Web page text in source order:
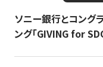
ソニー銀行とコング
ング「GIVING for